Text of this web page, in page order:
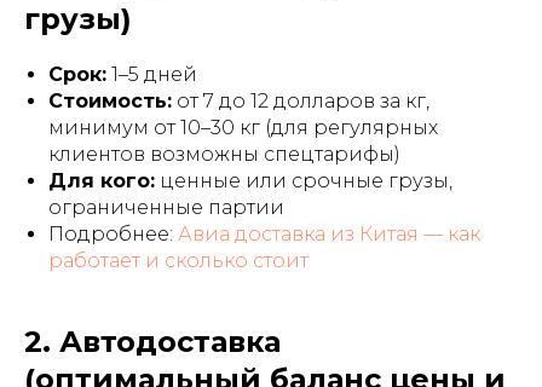
грузы)
Срок: 1–5 дней
Стоимость: от 7 до 12 долларов за кг,
минимум от 10–30 кг (для регулярных
клиентов возможны спецтарифы)
Для кого: ценные или срочные грузы,
ограниченные партии
Подробнее: Авиа доставка из Китая — как
работает и сколько стоит
2. Автодоставка
(оптимальный баланс цены и